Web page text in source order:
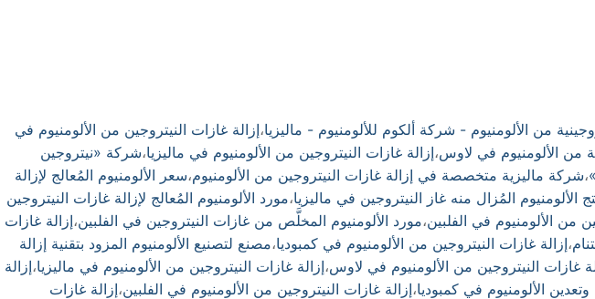
من الألومنيوم - شركة ألكوم للألومنيوم - ماليزيا،إزالة غازات النيتروجين من الألومنيوم في
من الألومنيوم في لاوس،إزالة غازات النيتروجين من الألومنيوم في ماليزيا،شركة «نيتروجين
،شركة ماليزية متخصصة في إزالة غازات النيتروجين من الألومنيوم،سعر الألومنيوم المُعالج لإزالة
الألومنيوم المُزال منه غاز النيتروجين في ماليزيا،مورد الألومنيوم المُعالج لإزالة غازات النيتروجين
من الألومنيوم في الفلبين،مورد الألومنيوم المخلَّص من غازات النيتروجين في الفلبين،إزالة غازات
،إزالة غازات النيتروجين من الألومنيوم في كمبوديا،مصنع لتصنيع الألومنيوم المزود بتقنية إزالة
غازات النيتروجين من الألومنيوم في لاوس،إزالة غازات النيتروجين من الألومنيوم في ماليزيا،إزالة
الألومنيوم في كمبوديا،إزالة غازات النيتروجين من الألومنيوم في الفلبين،إزالة غازات